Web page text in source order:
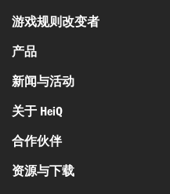
联合材料开发
资金和资助
创新网络
材料测试
游戏规则改变者
HeiQ IoniX
HeiQ GrapheneX
HeiQ Xpectra
HeiQ Synbio
AeoniQ
产品
生物技术
电池和电子设备
国防和航空航天
纺织品
新闻与活动
新闻
成功案例
网络研讨会
关于 HeiQ
我们是谁
我们的故事
合作伙伴
行业合作伙伴
资源与下载